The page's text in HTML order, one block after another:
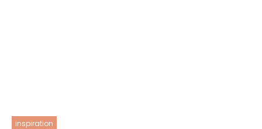
inspiration